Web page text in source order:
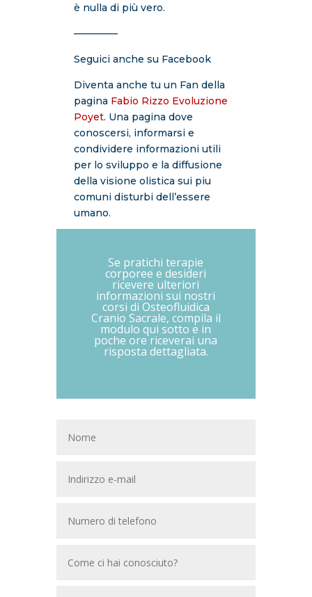
è nulla di più vero.
————–
Seguici anche su Facebook
Diventa anche tu un Fan della
pagina Fabio Rizzo Evoluzione
Poyet. Una pagina dove
conoscersi, informarsi e
condividere informazioni utili
per lo sviluppo e la diffusione
della visione olistica sui piu
comuni disturbi dell’essere
umano.
Se pratichi terapie
corporee e desideri
ricevere ulteriori
informazioni sui nostri
corsi di Osteofluidica
Cranio Sacrale, compila il
modulo qui sotto e in
poche ore riceverai una
risposta dettagliata.